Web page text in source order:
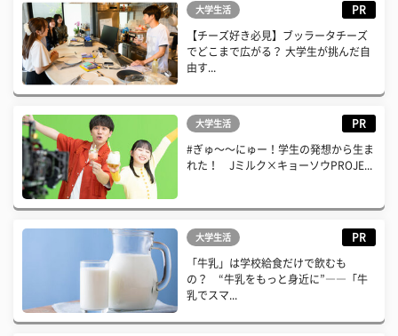
大学生活 PR
【チーズ好き必見】ブッラータチーズ
でどこまで広がる？ 大学生が挑んだ自
由す...
大学生活 PR
#ぎゅ〜〜にゅー！学生の発想から生ま
れた！ Jミルク×キョーソウPROJE...
大学生活 PR
「牛乳」は学校給食だけで飲むも
の？ “牛乳をもっと身近に”――「牛
乳でスマ...